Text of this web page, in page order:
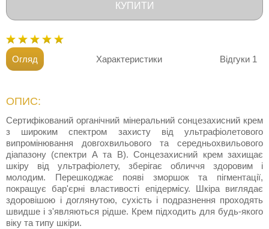
КУПИТИ
Огляд Характеристики Відгуки 1
ОПИС:
Сертифікований органічний мінеральний сонцезахисний крем
з широким спектром захисту від ультрафіолетового
випромінювання довгохвильового та середньохвильового
діапазону (спектри А та В). Сонцезахисний крем захищає
шкіру від ультрафіолету, зберігає обличчя здоровим і
молодим. Перешкоджає появі зморшок та пігментації,
покращує бар'єрні властивості епідермісу. Шкіра виглядає
здоровішою і доглянутою, сухість і подразнення проходять
швидше і з'являються рідше. Крем підходить для будь-якого
віку та типу шкіри.